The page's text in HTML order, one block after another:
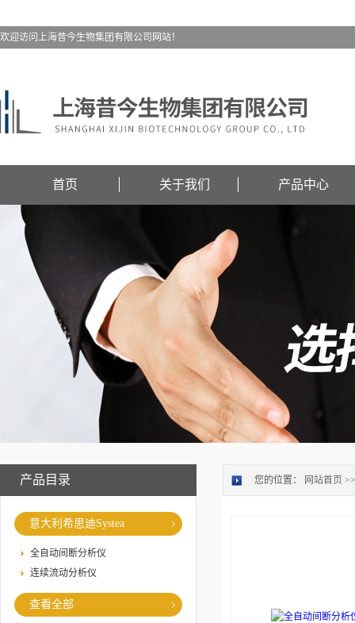
欢迎访问上海昔今生物集团有限公司网站！
首页 关于我们 产品中心
产品目录
意大利希思迪Systea
全自动间断分析仪
连续流动分析仪
查看全部
您的位置： 网站首页